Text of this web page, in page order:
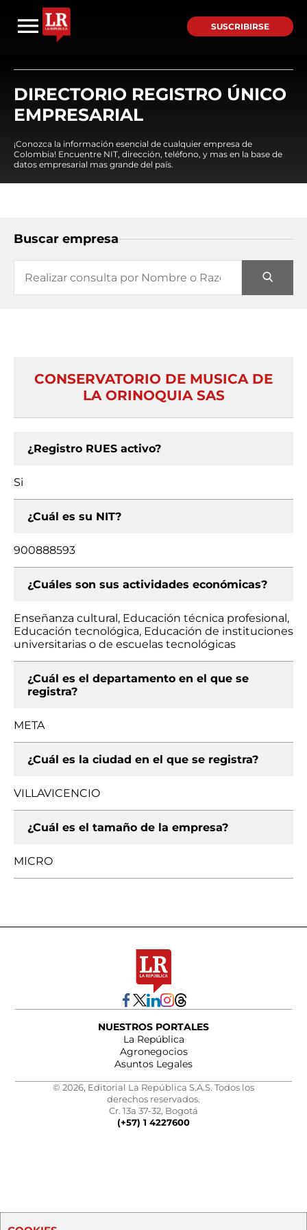
SUSCRIBIRSE
DIRECTORIO REGISTRO ÚNICO
EMPRESARIAL
¡Conozca la información esencial de cualquier empresa de
Colombia! Encuentre NIT, dirección, teléfono, y mas en la base de
datos empresarial mas grande del país.
Buscar empresa
CONSERVATORIO DE MUSICA DE
LA ORINOQUIA SAS
¿Registro RUES activo?
Si
¿Cuál es su NIT?
900888593
¿Cuáles son sus actividades económicas?
Enseñanza cultural, Educación técnica profesional,
Educación tecnológica, Educación de instituciones
universitarias o de escuelas tecnológicas
¿Cuál es el departamento en el que se
registra?
META
¿Cuál es la ciudad en el que se registra?
VILLAVICENCIO
¿Cuál es el tamaño de la empresa?
MICRO
NUESTROS PORTALES
La República
Agronegocios
Asuntos Legales
© 2026, Editorial La República S.A.S. Todos los
derechos reservados.
Cr. 13a 37-32, Bogotá
(+57) 1 4227600